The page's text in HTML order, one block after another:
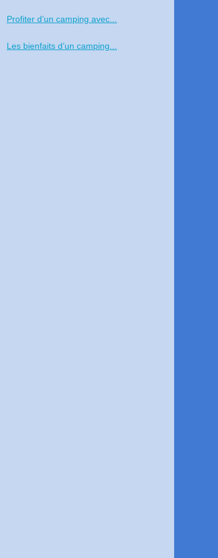
Profiter d’un camping avec...
Les bienfaits d’un camping...